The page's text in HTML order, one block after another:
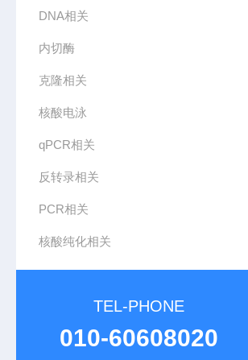
DNA相关
内切酶
克隆相关
核酸电泳
qPCR相关
反转录相关
PCR相关
核酸纯化相关
TEL-PHONE
010-60608020